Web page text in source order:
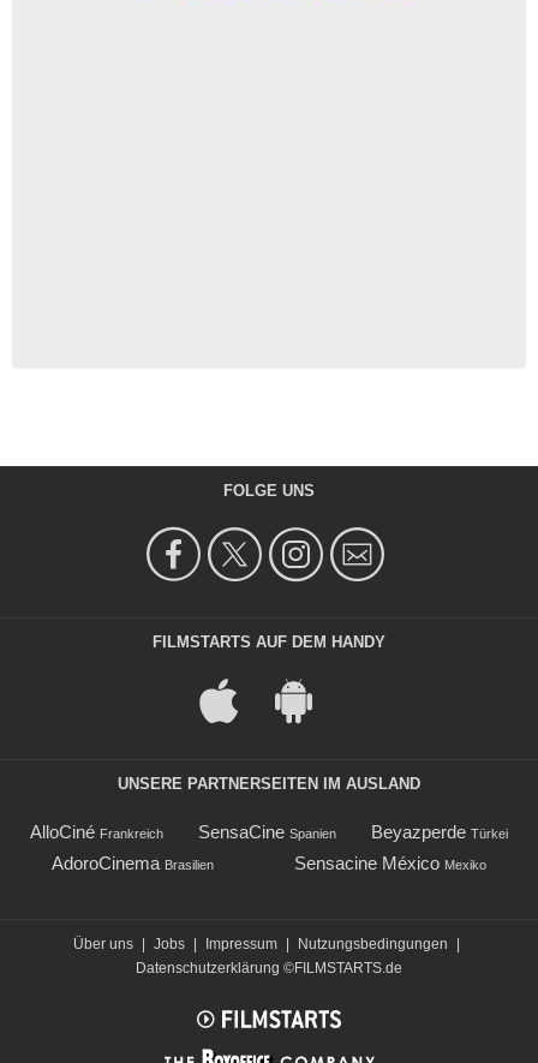
FOLGE UNS
FILMSTARTS AUF DEM HANDY
UNSERE PARTNERSEITEN IM AUSLAND
AlloCiné Frankreich SensaCine Spanien Beyazperde Türkei
AdoroCinema Brasilien Sensacine México Mexiko
Über uns Jobs Impressum Nutzungsbedingungen
Datenschutzerklärung ©FILMSTARTS.de